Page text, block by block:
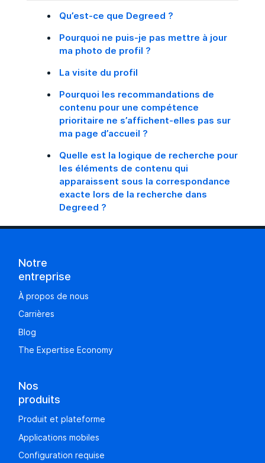
Qu’est-ce que Degreed ?
Pourquoi ne puis-je pas mettre à jour
ma photo de profil ?
La visite du profil
Pourquoi les recommandations de
contenu pour une compétence
prioritaire ne s’affichent-elles pas sur
ma page d’accueil ?
Quelle est la logique de recherche pour
les éléments de contenu qui
apparaissent sous la correspondance
exacte lors de la recherche dans
Degreed ?
Notre
entreprise
À propos de nous
Carrières
Blog
The Expertise Economy
Nos
produits
Produit et plateforme
Applications mobiles
Configuration requise